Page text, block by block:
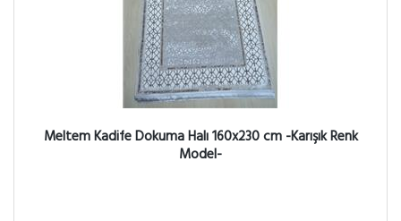
Meltem Kadife Dokuma Halı 160x230 cm -Karışık Renk
Model-